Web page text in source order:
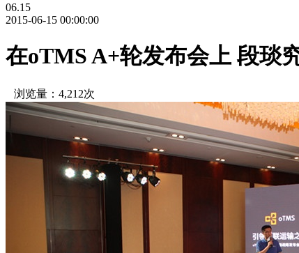
06.15
2015-06-15 00:00:00
在oTMS A+轮发布会上 段琰
浏览量：4,212次